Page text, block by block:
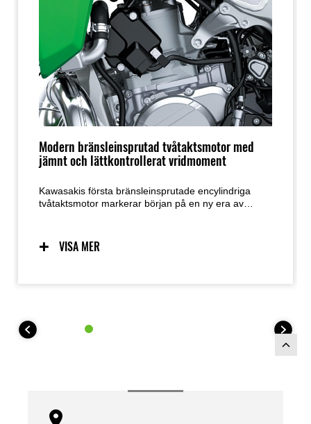
Modern bränsleinsprutad tvåtaktsmotor med
jämnt och lättkontrollerat vridmoment
Kawasakis första bränsleinsprutade encylindriga
tvåtaktsmotor markerar början på en ny era av
lufttemperatur eller atmosfärstryck. Med
tvåtaktsmotorns karakteristiskt täta tändintervall
enklare underhållet dessutom till en mer lättkörd och
VISA MER